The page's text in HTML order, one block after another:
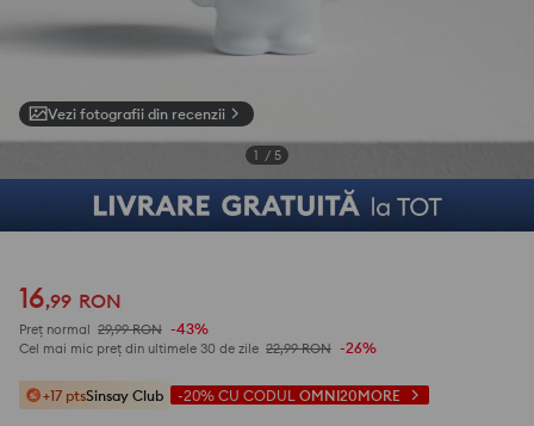
Vezi fotografii din recenzii
1 / 5
16,99 RON
Preț normal 29,99 RON -43%
Cel mai mic preț din ultimele 30 de zile 22,99 RON -26%
+17 ptsSinsay Club -20% CU CODUL OMNI20MORE